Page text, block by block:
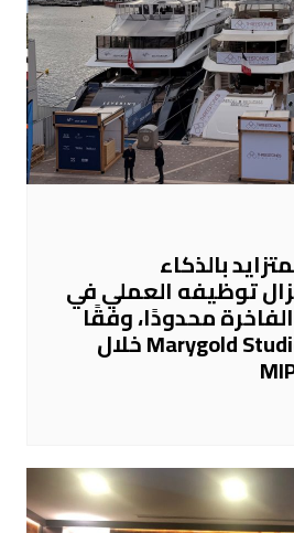
بالذكاء
توظيفه العملي في
محدودًا، وفقًا
لدراسة أجرتها Marygold Studio خلال